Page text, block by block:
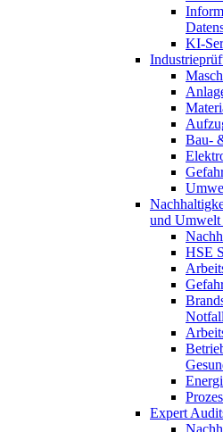
KI-
Bau-
und
HSE
Expert